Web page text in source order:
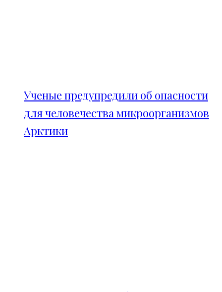
Ученые предупредили об опасности
для человечества микроорганизмов
Арктики